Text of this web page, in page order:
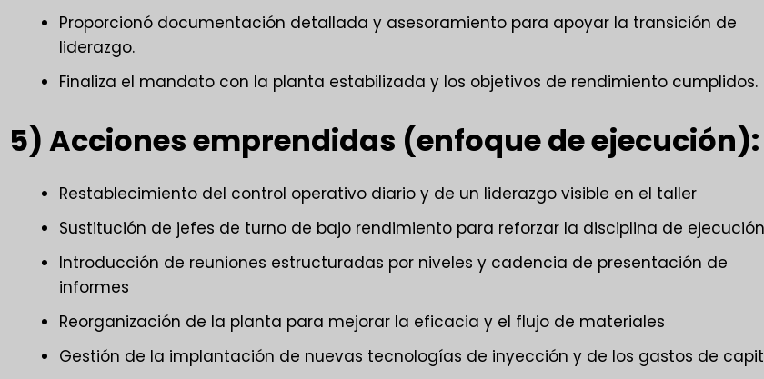
Proporcionó documentación detallada y asesoramiento para apoyar la transición de
liderazgo.
Finaliza el mandato con la planta estabilizada y los objetivos de rendimiento cumplidos.
5) Acciones emprendidas (enfoque de ejecución):
Restablecimiento del control operativo diario y de un liderazgo visible en el taller
Sustitución de jefes de turno de bajo rendimiento para reforzar la disciplina de ejecución
Introducción de reuniones estructuradas por niveles y cadencia de presentación de
informes
Reorganización de la planta para mejorar la eficacia y el flujo de materiales
Gestión de la implantación de nuevas tecnologías de inyección y de los gastos de